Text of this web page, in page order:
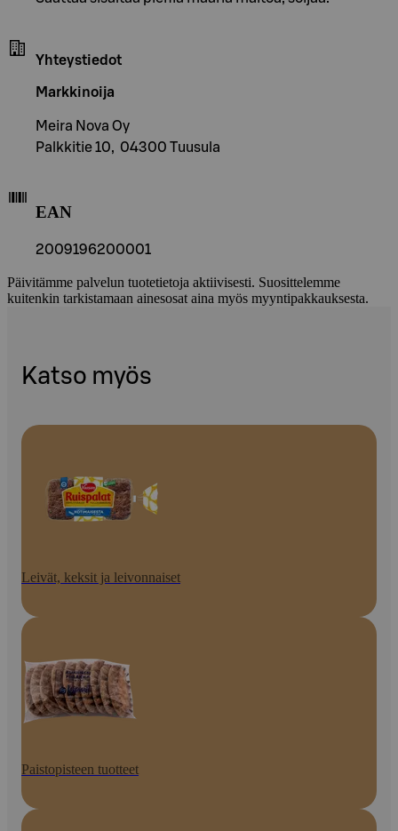
Yhteystiedot
Markkinoija
Meira Nova Oy
Palkkitie 10, 04300 Tuusula
EAN
2009196200001
Päivitämme palvelun tuotetietoja aktiivisesti. Suosittelemme
kuitenkin tarkistamaan ainesosat aina myös myyntipakkauksesta.
Katso myös
Leivät, keksit ja leivonnaiset
Paistopisteen tuotteet